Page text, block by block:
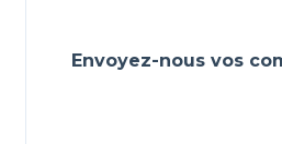
Envoyez-nous vos